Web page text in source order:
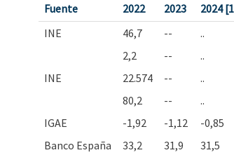
Fuente 2022 2023 2024
INE 46,7 -- ..
2,2 -- ..
INE 22.574 -- ..
80,2 -- ..
IGAE -1,92 -1,12 -0,85
Banco España 33,2 31,9 31,5